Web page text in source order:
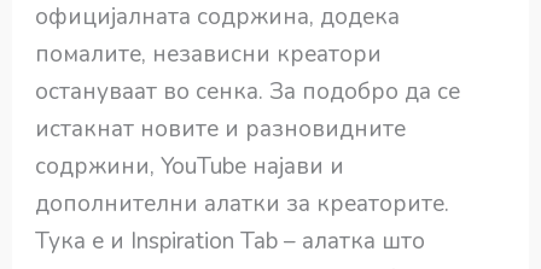
официјалната содржина, додека
помалите, независни креатори
остануваат во сенка. За подобро да се
истакнат новите и разновидните
содржини, YouTube најави и
дополнителни алатки за креаторите.
Тука е и Inspiration Tab – алатка што